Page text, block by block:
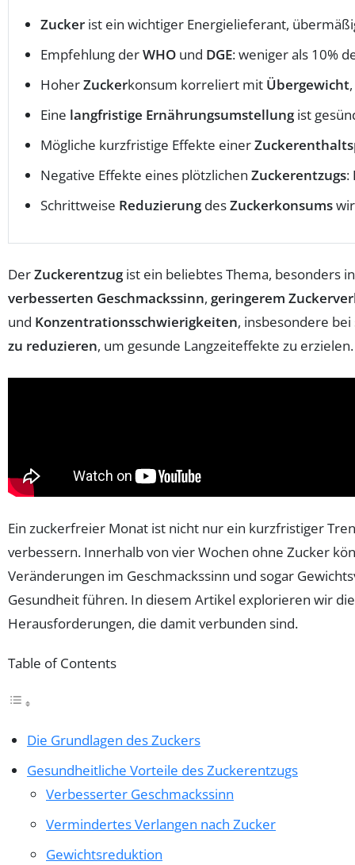
Zucker ist ein wichtiger Energielieferant,
Empfehlung derWHO und DGE: weniger als 10%
HoherZuckerkonsum korreliert mit Übergewicht,
Eine langfristige Ernährungsumstellungist
Mögliche kurzfristige Effekte einer
Negative Effekte eines plötzlichen Zuckerentzugs:
Schrittweise ReduzierungdesZuckerkonsums
DerZuckerentzugist ein beliebtes Thema, besonders
verbesserten Geschmackssinn, geringerem
und Konzentrationsschwierigkeiten, insbesondere
zu reduzieren, um gesunde Langzeiteffekte zu erzielen.
Ein zuckerfreier Monat ist nicht nur ein kurzfristiger
verbessern. Innerhalb von vier Wochen ohne Zucker
Veränderungen im Geschmackssinn und sogar
Gesundheit führen. In diesem Artikel explorieren wir
Herausforderungen, die damit verbunden sind.
Table of Contents
Die Grundlagen des Zuckers
Gesundheitliche Vorteile des Zuckerentzugs
Verbesserter Geschmackssinn
Vermindertes Verlangen nach Zucker
Gewichtsreduktion